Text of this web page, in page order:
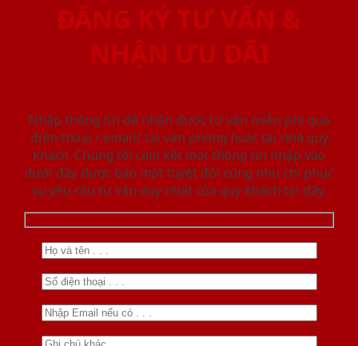
ĐĂNG KÝ TƯ VẤN &
NHẬN ƯU ĐÃI
Nhập thông tin để nhận được tư vấn miễn phí qua
điện thoại / email/ tại văn phòng hoặc tại nhà quý
khách. Chúng tôi cam kết mọi thông tin nhập vào
dưới đây được bảo mật tuyệt đối cũng như chỉ phục
vụ yêu cầu tư vấn duy nhất của quý khách tại đây.